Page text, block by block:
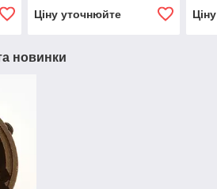
Ціну уточнюйте
новинки